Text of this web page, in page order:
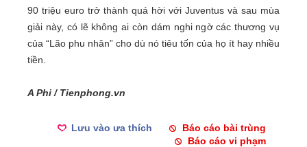
90 triệu euro trở thành quá hời với Juventus và sau mùa
giải này, có lẽ không ai còn dám nghi ngờ các thương vụ
của “Lão phu nhân” cho dù nó tiêu tốn của họ ít hay nhiều
tiền.
A Phi / Tienphong.vn
Lưu vào ưa thích
Báo cáo bài trùng
Báo cáo vi phạm